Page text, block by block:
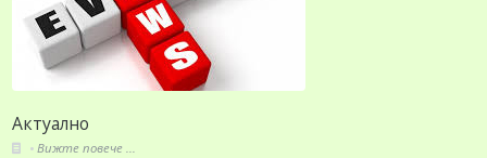
Актуално
Вижте повече ...